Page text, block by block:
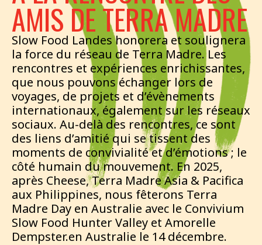
AMIS DE TERRA MADRE
Slow Food Landes honorera et soulignera
la force du réseau de Terra Madre. Les
rencontres et expériences enrichissantes,
que nous pouvons échanger lors de
voyages, de projets et d’évènements
internationaux, également sur les réseaux
sociaux. Au-delà des rencontres, ce sont
des liens d’amitié qui se tissent des
moments de convivialité et d’émotions ; le
côté humain du mouvement. En 2025,
après Cheese, Terra Madre Asia & Pacifica
aux Philippines, nous fêterons Terra
Madre Day en Australie avec le Convivium
Slow Food Hunter Valley et Amorelle
Dempster.en Australie le 14 décembre.